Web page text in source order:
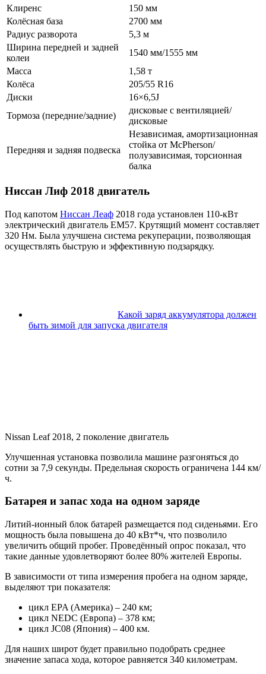
Клиренс
150 мм
Колёсная база
2700 мм
Радиус разворота
5,3 м
Ширина передней и задней
колеи
1540 мм/1555 мм
Масса
1,58 т
Колёса
205/55 R16
Диски
16×6,5J
Тормоза (передние/задние)
дисковые с вентиляцией/
дисковые
Передняя и задняя подвеска
Независимая, амортизационная
стойка от McPherson/
полузависимая, торсионная
балка
Ниссан Лиф 2018 двигатель
Под капотом Ниссан Леаф 2018 года установлен 110-кВт
электрический двигатель EM57. Крутящий момент составляет
320 Нм. Была улучшена система рекуперации, позволяющая
осуществлять быструю и эффективную подзарядку.
Какой заряд аккумулятора должен
быть зимой для запуска двигателя
Nissan Leaf 2018, 2 поколение двигатель
Улучшенная установка позволила машине разгоняться до
сотни за 7,9 секунды. Предельная скорость ограничена 144 км/
ч.
Батарея и запас хода на одном заряде
Литий-ионный блок батарей размещается под сиденьями. Его
мощность была повышена до 40 кВт*ч, что позволило
увеличить общий пробег. Проведённый опрос показал, что
такие данные удовлетворяют более 80% жителей Европы.
В зависимости от типа измерения пробега на одном заряде,
выделяют три показателя:
цикл EPA (Америка) – 240 км;
цикл NEDC (Европа) – 378 км;
цикл JC08 (Япония) – 400 км.
Для наших широт будет правильно подобрать среднее
значение запаса хода, которое равняется 340 километрам.